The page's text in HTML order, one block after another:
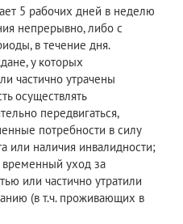
5 рабочих дней в неделю
непрерывно, либо с
в течение дня.
у которых
частично утрачены
осуществлять
передвигаться,
потребности в силу
или наличия инвалидности;
временный уход за
или частично утратили
(в т.ч. проживающих в